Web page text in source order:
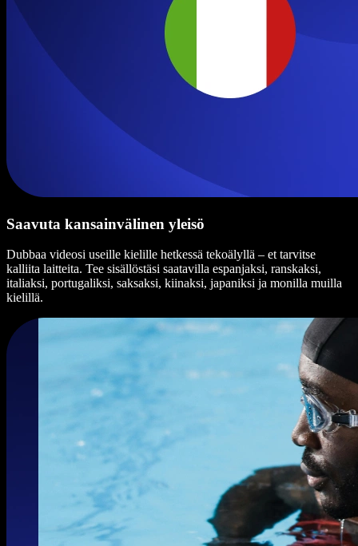
Saavuta kansainvälinen yleisö
Dubbaa videosi useille kielille hetkessä tekoälyllä – et tarvitse
kalliita laitteita. Tee sisällöstäsi saatavilla espanjaksi, ranskaksi,
italiaksi, portugaliksi, saksaksi, kiinaksi, japaniksi ja monilla muilla
kielillä.